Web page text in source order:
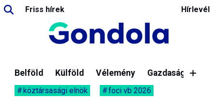
Friss hírek Hírlevél
Belföld Külföld Vélemény Gazdaság
köztársasági elnök foci vb 2026